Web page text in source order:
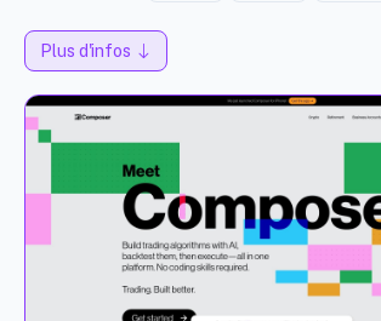
Plus d'infos